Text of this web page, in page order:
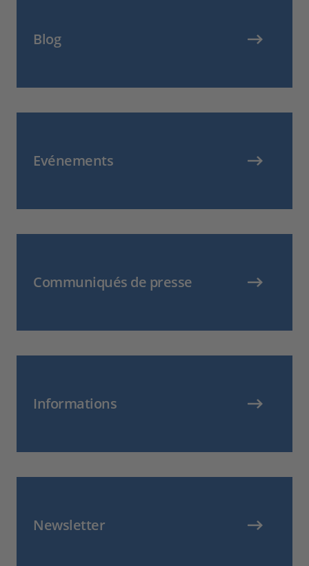
Blog
Evénements
Communiqués de presse
Informations
Newsletter